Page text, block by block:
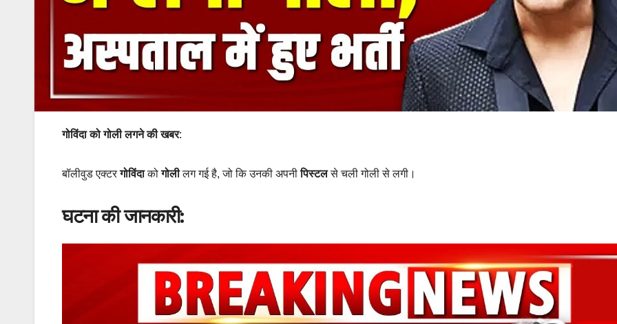
गोविंदा को गोली लगने की खबर:
बॉलीवुड एक्टरगोविंदाकोगोलीलग गई है, जो कि उनकी अपनीपिस्टलसे चली गोली से लगी।
घटना की जानकारी: